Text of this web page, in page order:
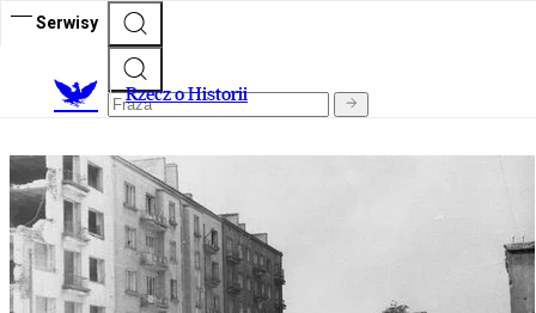
Serwisy
Rzecz o Historii